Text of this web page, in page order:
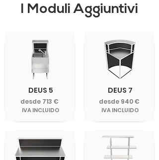
I Moduli Aggiuntivi
DEUS 5
desde 713 €
IVA INCLUIDO
DEUS 7
desde 940 €
IVA INCLUIDO